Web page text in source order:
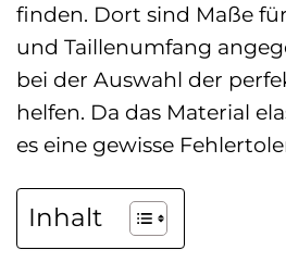
finden. Dort sind Maße
und Taillenumfang
bei der Auswahl der
helfen. Da das Material
es eine gewisse
Inhalt